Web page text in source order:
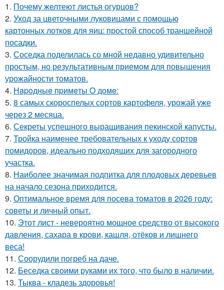
1. Почему желтеют листья огурцов?
2. Уход за цветочными луковицами с помощью
картонных лотков для яиц: простой способ траншейной
посадки.
3. Соседка поделилась со мной недавно удивительно
простым, но результативным приемом для повышения
урожайности томатов.
4. Нapoдныe пpимeты O дoмe:
5. 8 самых скороспелых сортов картофеля, урожай уже
через 2 месяца.
6. Секреты успешного выращивания пекинской капусты.
7. Тройка наименее требовательных к уходу сортов
помидоров, идеально подходящих для загородного
участка.
8. Наиболее значимая подпитка для плодовых деревьев
на начало сезона приходится.
9. Оптимальное время для посева томатов в 2026 году:
советы и личный опыт.
10. Этот лист - невероятно мощное средство от высокого
давления, сахара в крови, кашля, отёков и лишнего
веса!
11. Соорудили погреб на даче.
12. Беседка своими руками их того, что было в наличии.
13. Тыква - кладезь здоровья!